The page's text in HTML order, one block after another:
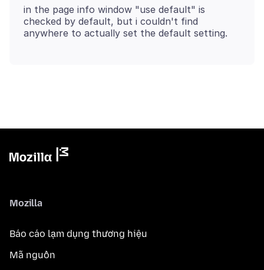
in the page info window "use default" is
checked by default, but i couldn't find
Mozilla
Báo cáo lạm dụng thương hiệu
Mã nguồn